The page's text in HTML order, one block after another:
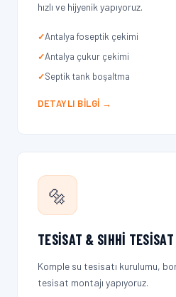
hızlı ve hijyenik yapıyoruz.
Antalya foseptik çekimi
Antalya çukur çekimi
Septik tank boşaltma
DETAYLI BILGI →
🔩
TESISAT & SIHHI TESISAT
Komple su tesisatı kurulumu,
tesisat montajı yapıyoruz.